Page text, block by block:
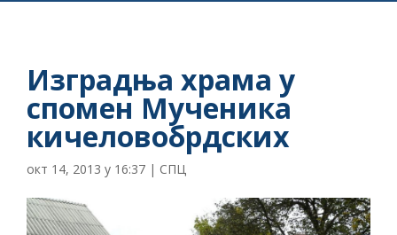
Изградња храма у
спомен Мученика
кичеловобрдских
окт 14, 2013 у 16:37 | СПЦ